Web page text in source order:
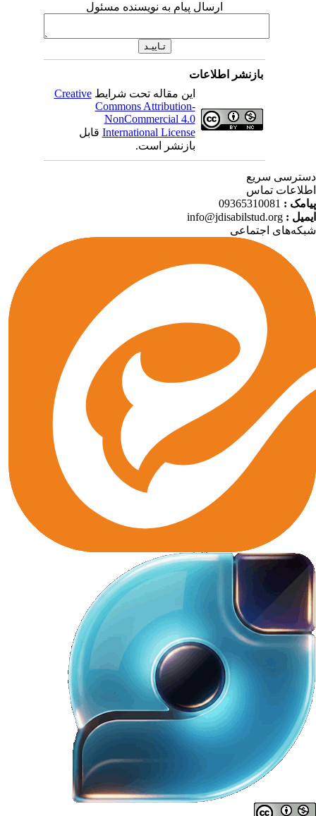
ارسال پیام به نویسنده مسئول
بازنشر اطلاعات
این مقاله تحت شرایطCreative
Commons Attribution-
NonCommercial 4.0
International Licenseقابل
بازنشر است.
سریع
تماس
:
09365310081
:
info@jdisabilstud.org
اجتماعی